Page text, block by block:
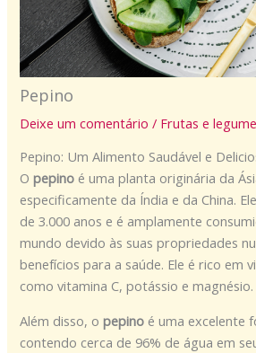
Pepino
Deixe um comentário / Frutas e
Pepino: Um Alimento Saudável e
Opepino é uma planta originária da
especificamente da Índia e da China.
de 3.000 anos e é amplamente
mundo devido às suas propriedades
benefícios para a saúde. Ele é rico em
como vitamina C, potássio e magnésio.
Além disso, opepino é uma excelente
contendo cerca de 96% de água em